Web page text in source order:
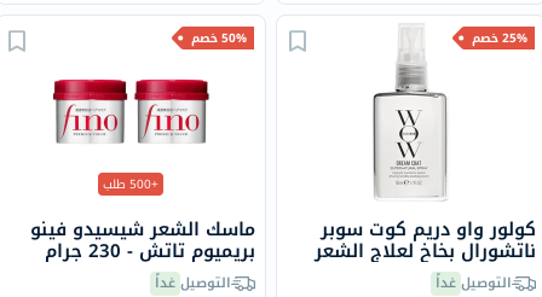
25% خصم
كولور واو دريم كوت سوبر
ناتشورال بخاخ لعلاج الشعر
ومضاد التجعد 50 مل
التوصيلغداً
50% خصم
+500 طلب
ماسك الشعر شيسيدو فينو
بريميوم تاتش - 230 جرام
التوصيلغداً